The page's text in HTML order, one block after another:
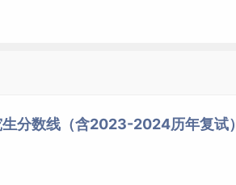
分数线（含2023-2024历年复试）